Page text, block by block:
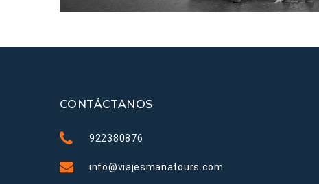
CONTÁCTANOS
922380876
info@viajesmanatours.com